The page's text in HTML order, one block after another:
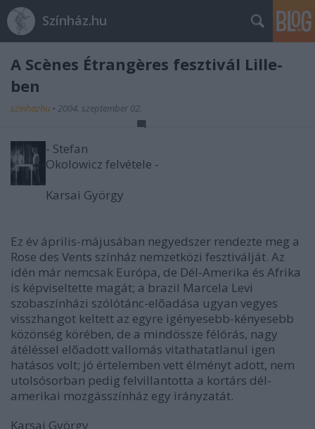
Színház.hu
A Scènes Étrangères fesztivál Lille-
ben
szinhazhu • 2004. szeptember 02.
- Stefan
Okolowicz felvétele -
Karsai György
Ez év április-májusában negyedszer rendezte meg a
Rose des Vents színház nemzetközi fesztiválját. Az
idén már nemcsak Európa, de Dél-Amerika és Afrika
is képviseltette magát; a brazil Marcela Levi
szobaszínházi szólótánc-elõadása ugyan vegyes
visszhangot keltett az egyre igényesebb-kényesebb
közönség körében, de a mindössze félórás, nagy
átéléssel elõadott vallomás vitathatatlanul igen
hatásos volt; jó értelemben vett élményt adott, nem
utolsósorban pedig felvillantotta a kortárs dél-
amerikai mozgásszínház egy irányzatát.
Karsai György